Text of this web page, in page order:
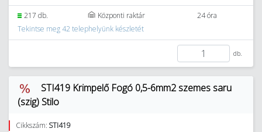
217 db. Központi raktár
24 óra
Tekintse meg 42 telephelyünk készletét
db.
STI419 Krimpelő Fogó 0,5-6mm2 szemes saru
(szig) Stilo
Cikkszám: STI419